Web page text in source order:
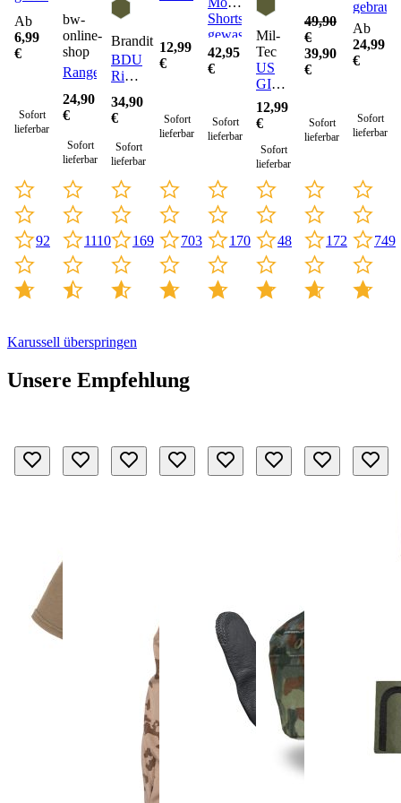
Ab
6,99
€
Sofort
lieferbar
92
bw-
online-
shop
Rangerhose
24,90
€
Sofort
lieferbar
1110
Brandit
BDU
Ripstop
34,90
€
Sofort
lieferbar
169
12,99
€
Sofort
lieferbar
703
Shorts
gewaschen
42,95
€
Sofort
lieferbar
170
Mil-
Tec
US
GI
Dschungelhut
Ripstop
12,99
€
Sofort
lieferbar
48
49,90
€
39,90
€
Sofort
lieferbar
172
Ab
24,99
€
Sofort
lieferbar
749
Karussell überspringen
Unsere Empfehlung